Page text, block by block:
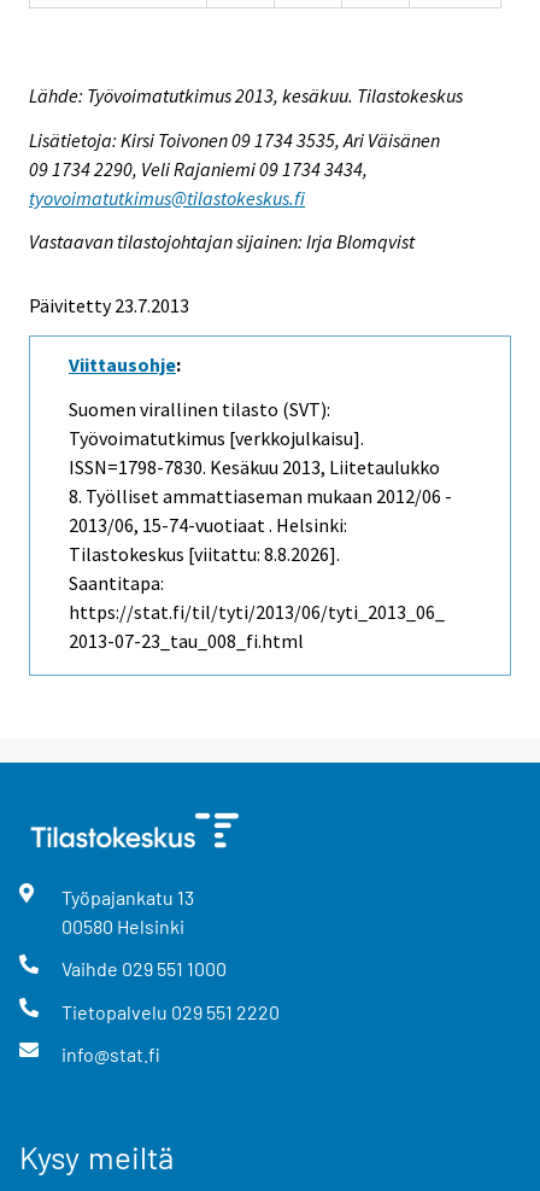
Lähde: Työvoimatutkimus 2013, kesäkuu. Tilastokeskus
Lisätietoja: Kirsi Toivonen 09 1734 3535, Ari Väisänen
09 1734 2290, Veli Rajaniemi 09 1734 3434,
tyovoimatutkimus@tilastokeskus.fi
Vastaavan tilastojohtajan sijainen: Irja Blomqvist
Päivitetty 23.7.2013
Viittausohje:
Suomen virallinen tilasto (SVT):
Työvoimatutkimus [verkkojulkaisu].
ISSN=1798-7830. Kesäkuu 2013, Liitetaulukko
8. Työlliset ammattiaseman mukaan 2012/06 -
2013/06, 15-74-vuotiaat . Helsinki:
Tilastokeskus [viitattu: 8.8.2026].
Saantitapa:
https://stat.fi/til/tyti/2013/06/tyti_2013_06_
2013-07-23_tau_008_fi.html
Työpajankatu 13
00580 Helsinki
Vaihde 029 551 1000
Tietopalvelu 029 551 2220
info@stat.fi
Kysy meiltä